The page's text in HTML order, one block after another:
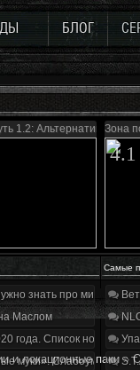
БЛОГ
1.2: АльтернативаЗона
4.1
Самые
знать про мир,
Маслом
года. Список
муки». Слабоумие и
и локационные паки »